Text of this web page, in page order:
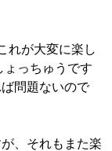
れが大変に楽し
ょっちゅうです
問題ないので
、それもまた楽